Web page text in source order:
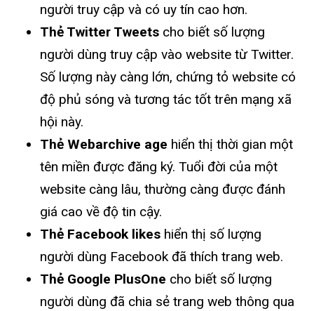
người truy cập và có uy tín cao hơn.
Thẻ Twitter Tweetscho biết số lượng
người dùng truy cập vào website từ Twitter.
Số lượng này càng lớn, chứng tỏ website có
độ phủ sóng và tương tác tốt trên mạng xã
hội này.
Thẻ Webarchive age hiển thị thời gian một
tên miền được đăng ký. Tuổi đời của một
website càng lâu, thường càng được đánh
giá cao về độ tin cậy.
Thẻ Facebook likeshiển thị số lượng
người dùng Facebook đã thích trang web.
Thẻ Google PlusOne cho biết số lượng
người dùng đã chia sẻ trang web thông qua